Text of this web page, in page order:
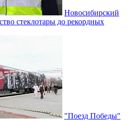
Новосибирский
стеклотары до рекордных
"Поезд Победы"